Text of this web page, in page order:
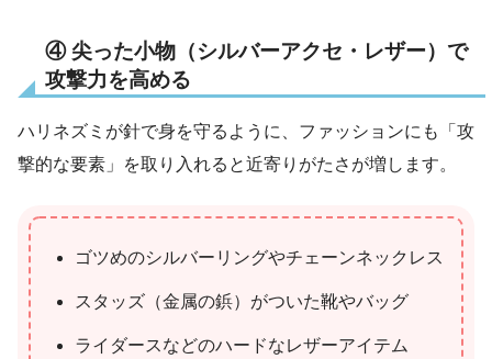
④ 尖った小物（シルバーアクセ・レザー）で
攻撃力を高める
ハリネズミが針で身を守るように、ファッションにも「攻
撃的な要素」を取り入れると近寄りがたさが増します。
ゴツめのシルバーリングやチェーンネックレス
スタッズ（金属の鋲）がついた靴やバッグ
ライダースなどのハードなレザーアイテム